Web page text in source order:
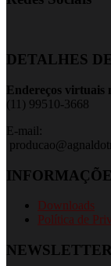
DETALHES
Endereços virtuais
(11) 99510-3668
E-mail:
Downloads
Política de
NEWSLETTER